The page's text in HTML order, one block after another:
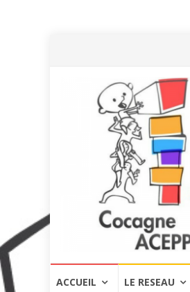
auACCUEIL LE RESEAU